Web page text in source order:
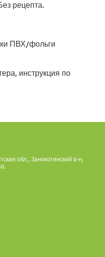
рецепта.
ПВХ/фольги
инструкция по
обл., Зангиотинский р-н,